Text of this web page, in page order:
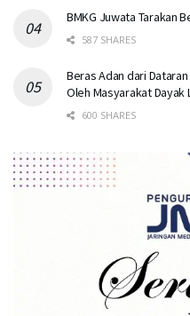
BMKG Juwata Tarakan
587 SHARES
Beras Adan dari
Oleh Masyarakat Dayak
600 SHARES